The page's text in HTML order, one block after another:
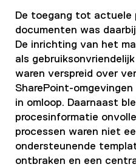
De toegang tot actuele
documenten was
De inrichting van het
als
waren verspreid over
SharePoint-
in omloop. Daarnaast
procesinformatie
processen waren niet
ondersteunende
ontbraken en een